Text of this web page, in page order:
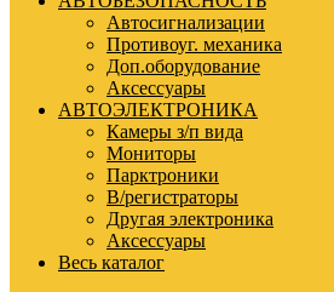
Автосигнализации
Противоуг. механика
Доп.оборудование
Аксессуары
АВТОЭЛЕКТРОНИКА
Камеры з/п вида
Мониторы
Парктроники
В/регистраторы
Другая электроника
Аксессуары
Весь каталог